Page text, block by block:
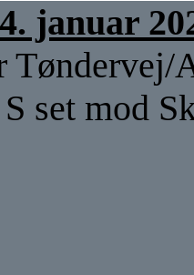
januar
S set mod